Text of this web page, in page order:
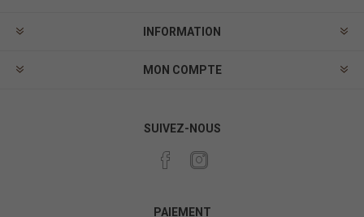
INFORMATION
MON COMPTE
SUIVEZ-NOUS
PAIEMENT